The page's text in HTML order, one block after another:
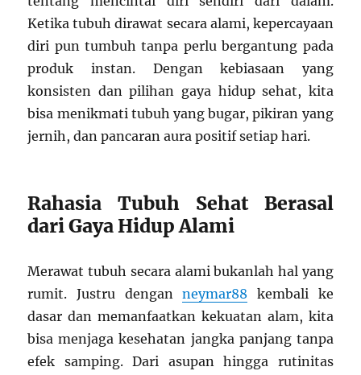
Ketika tubuh dirawat secara alami, kepercayaan
diri pun tumbuh tanpa perlu bergantung pada
produk instan. Dengan kebiasaan yang
konsisten dan pilihan gaya hidup sehat, kita
bisa menikmati tubuh yang bugar, pikiran yang
jernih, dan pancaran aura positif setiap hari.
Rahasia Tubuh Sehat Berasal
dari Gaya Hidup Alami
Merawat tubuh secara alami bukanlah hal yang
rumit. Justru denganneymar88 kembali ke
dasar dan memanfaatkan kekuatan alam, kita
bisa menjaga kesehatan jangka panjang tanpa
efek samping. Dari asupan hingga rutinitas